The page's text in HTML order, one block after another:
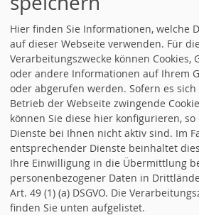
Bank
ALLE TERMINE
SO ERREICHEN SIE UNS
UB MühldorfSPD-
Mühlenstraße 12
Tel. 08631 - 71 97 Fax
34
Hier finden Sie Informationen, welche
auf dieser Webseite verwenden. Für
Verarbeitungszwecke können Cookies,
oder andere Informationen auf Ihrem
oder abgerufen werden. Sofern es
Betrieb der Webseite zwingende
können Sie diese hier konfigurieren, so
Dienste bei Ihnen nicht aktiv sind. Im
entsprechender Dienste beinhaltet
Ihre Einwilligung in die Übermittlung
personenbezogener Daten in
Art. 49 (1) (a) DSGVO. Die
finden Sie unten aufgelistet.